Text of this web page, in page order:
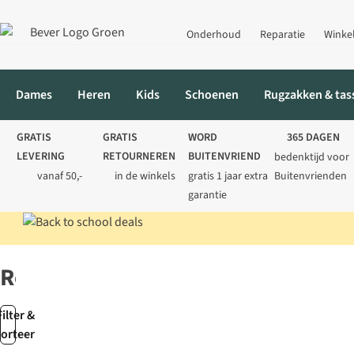
Onderhoud Reparatie
Dames Heren Kids Schoenen Rugzakken &
GRATIS
LEVERING
vanaf 50,-
GRATIS
RETOURNEREN
in de winkels
WORD
BUITENVRIEND
gratis 1 jaar extra
garantie
365 DAGEN
bedenktijd voor
Buitenvrienden
&
Rossignol